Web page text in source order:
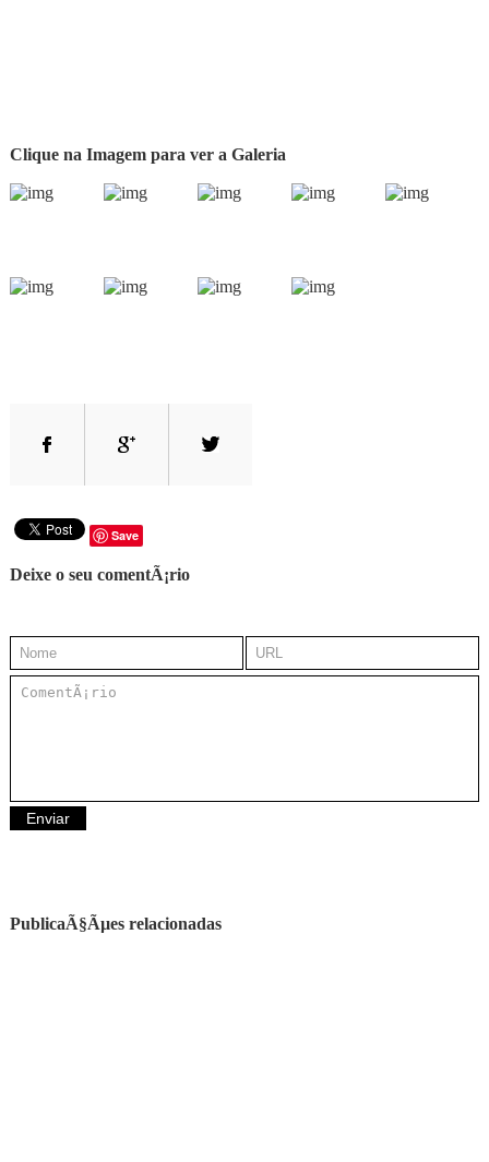
Clique na Imagem para ver a Galeria
Save
Deixe o seu comentÃ¡rio
PublicaÃ§Ãµes relacionadas